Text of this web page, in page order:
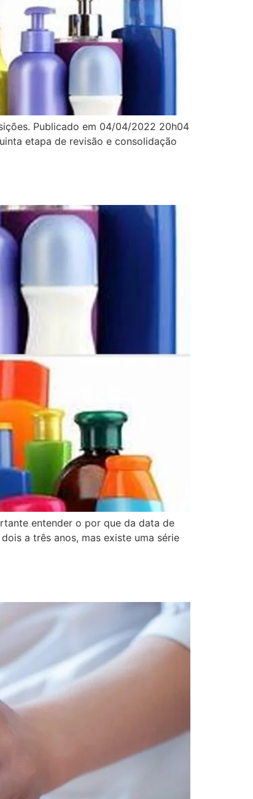
Publicado em 04/04/2022 20h04
etapa de revisão e consolidação
entender o por que da data de
a três anos, mas existe uma série